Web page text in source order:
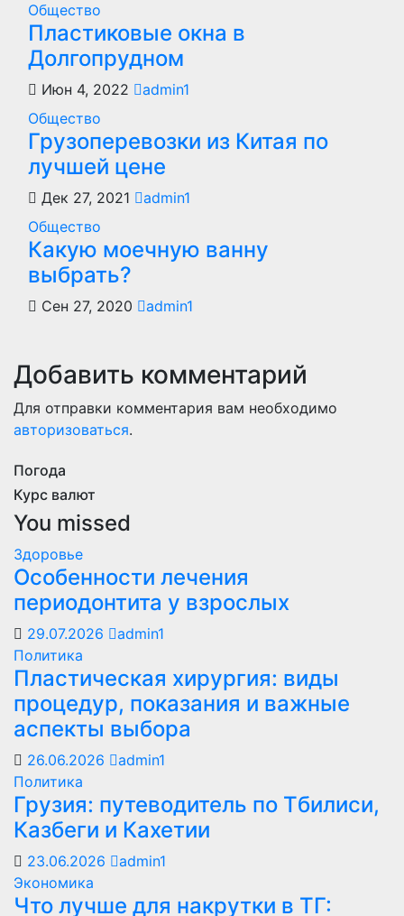
Общество
Пластиковые окна в
Долгопрудном
Июн 4, 2022
admin1
Общество
Грузоперевозки из Китая по
лучшей цене
Дек 27, 2021
admin1
Общество
Какую моечную ванну
выбрать?
Сен 27, 2020 admin1
Добавить комментарий
Для отправки комментария вам необходимо
авторизоваться.
Погода
Курс валют
You missed
Здоровье
Особенности лечения
периодонтита у взрослых
29.07.2026
admin1
Политика
Пластическая хирургия: виды
процедур, показания и важные
аспекты выбора
26.06.2026
admin1
Политика
Грузия: путеводитель по Тбилиси,
Казбеги и Кахетии
23.06.2026
admin1
Экономика
Что лучше для накрутки в ТГ: